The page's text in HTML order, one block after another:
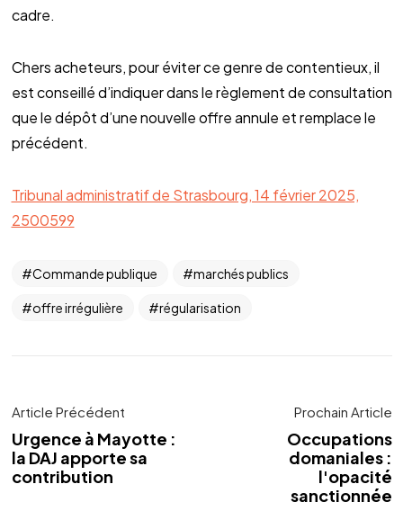
cadre.
Chers acheteurs, pour éviter ce genre de contentieux, il
est conseillé d’indiquer dans le règlement de consultation
que le dépôt d’une nouvelle offre annule et remplace le
précédent.
Tribunal administratif de Strasbourg, 14 février 2025,
2500599
Commande publique marchés publics
offre irrégulière régularisation
Article Précédent
Urgence à Mayotte :
la DAJ apporte sa
contribution
Prochain Article
Occupations
domaniales :
l'opacité
sanctionnée